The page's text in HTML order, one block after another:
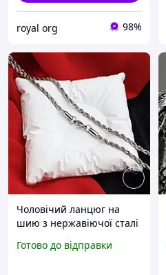
royal org 98%
Чоловічий ланцюг на
шию з нержавіючої сталі
чоловічий. Чоловічі
Готово до відправки